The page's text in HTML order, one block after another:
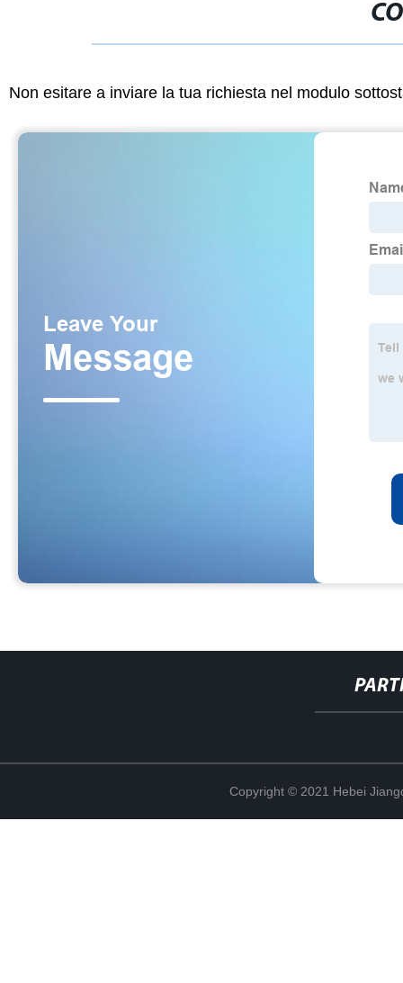
Non esitare a inviare la tua richiesta nel modulo
Copyright © 2021 Hebei